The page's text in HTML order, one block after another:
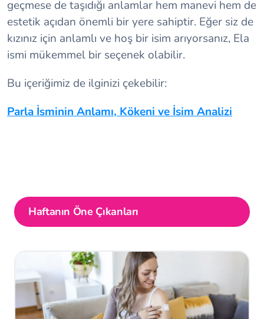
geçmese de taşıdığı anlamlar hem manevi hem de
estetik açıdan önemli bir yere sahiptir. Eğer siz de
kızınız için anlamlı ve hoş bir isim arıyorsanız, Ela
ismi mükemmel bir seçenek olabilir.
Bu içeriğimiz de ilginizi çekebilir:
Parla İsminin Anlamı, Kökeni ve İsim Analizi
Haftanın Öne Çıkanları